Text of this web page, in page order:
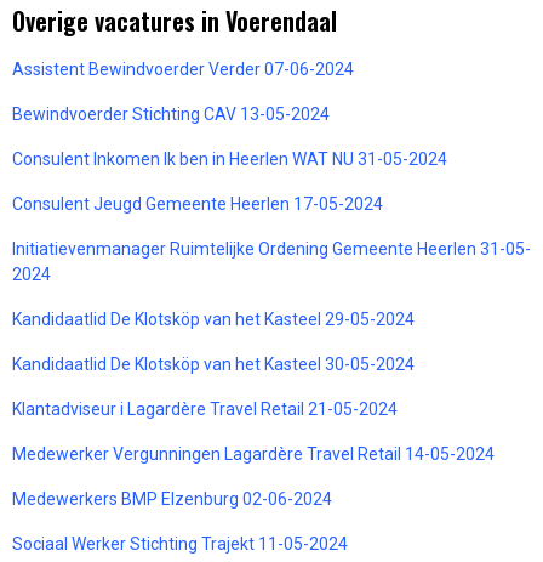
Overige vacatures in Voerendaal
Assistent Bewindvoerder Verder 07-06-2024
Bewindvoerder Stichting CAV 13-05-2024
Consulent Inkomen Ik ben in Heerlen WAT NU 31-05-2024
Consulent Jeugd Gemeente Heerlen 17-05-2024
Initiatievenmanager Ruimtelijke Ordening Gemeente Heerlen 31-05-
2024
Kandidaatlid De Klotsköp van het Kasteel 29-05-2024
Kandidaatlid De Klotsköp van het Kasteel 30-05-2024
Klantadviseur i Lagardère Travel Retail 21-05-2024
Medewerker Vergunningen Lagardère Travel Retail 14-05-2024
Medewerkers BMP Elzenburg 02-06-2024
Sociaal Werker Stichting Trajekt 11-05-2024